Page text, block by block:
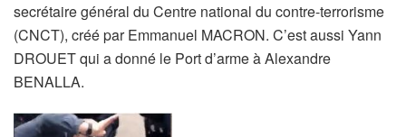
secrétaire général du Centre national du contre-terrorisme
(CNCT), créé par Emmanuel MACRON. C’est aussi Yann
DROUET qui a donné le Port d’arme à Alexandre
BENALLA.